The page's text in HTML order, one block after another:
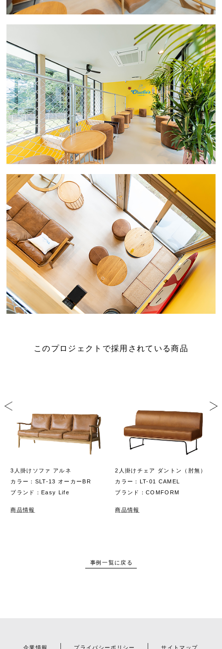
このプロジェクトで採用されている商品
3人掛けソファ アルネ
カラー：SLT-13 オーカーBR
ブランド：Easy Life
商品情報
2人掛けチェア ダントン（肘無）
カラー：LT-01 CAMEL
ブランド：COMFORM
商品情報
事例一覧に戻る
企業情報 プライバシーポリシー サイトマップ